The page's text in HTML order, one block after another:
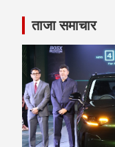
ताजा समाचार